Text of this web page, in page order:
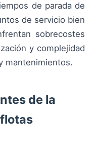
de parada de
de servicio bien
sobrecostes
y complejidad
mantenimientos.
de la